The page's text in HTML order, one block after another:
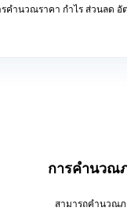
คำนวณราคา กำไร ส่วนลด
การคำนวณ
สามารถคำนวณภ